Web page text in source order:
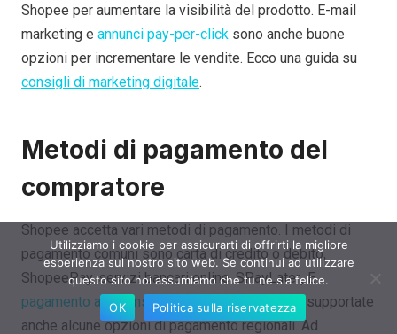
Shopee per aumentare la visibilità del prodotto. E-mail
marketing e annunci pay-per-click sono anche buone
opzioni per incrementare le vendite. Ecco una guida su
consigli di marketing digitale.
Metodi di pagamento del
compratore
Shopee accetta vari metodi di pagamento. I metodi di
pagamento comuni sono carta di credito o debito,
ShopeePay, servizi bancari online, SPayLater,E
pagamento alla consegna(MERLUZZO). Sono supportate
anche alcune opzioni di pagamento regionali. Ad
Utilizziamo i cookie per assicurarti di offrirti la migliore
esperienza sul nostro sito web. Se continui ad utilizzare
questo sito noi assumiamo che tu ne sia felice.
OK
Politica sulla riservatezza